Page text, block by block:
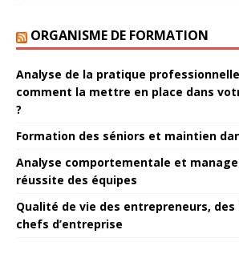
ORGANISME DE FORMATION
Analyse de la pratique
comment la mettre en place dans
?
Formation des séniors et maintien
Analyse comportementale et
réussite des équipes
Qualité de vie des entrepreneurs,
chefs d’entreprise